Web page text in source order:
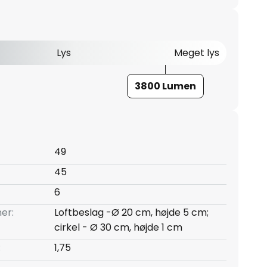
Lys Meget lys
3800 Lumen
49
45
6
Loftbeslag -Ø 20 cm, højde 5 cm;
cirkel - Ø 30 cm, højde 1 cm
1,75